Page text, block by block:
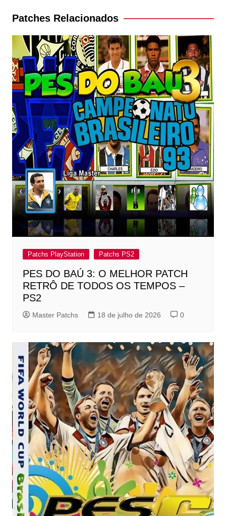
Post
Patches Relacionados
Patchs PlayStation Patchs PS2
PES DO BAÚ 3: O MELHOR PATCH
RETRÔ DE TODOS OS TEMPOS –
PS2
Master Patchs 18 de julho de 2026 0